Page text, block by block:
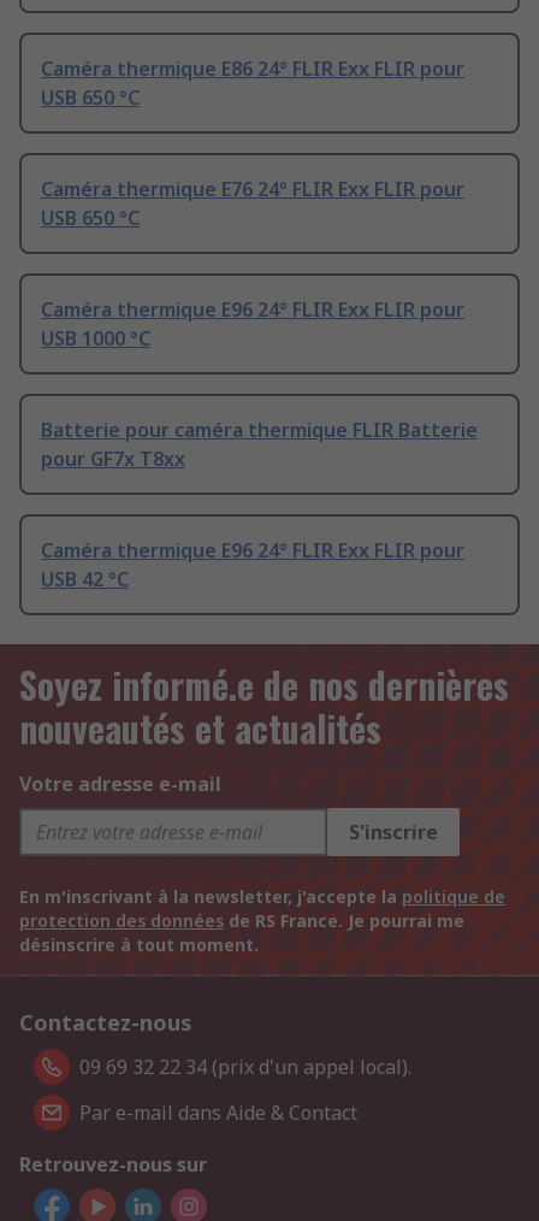
Caméra thermique E86 24° FLIR Exx FLIR pour
USB 650 °C
Caméra thermique E76 24° FLIR Exx FLIR pour
USB 650 °C
Caméra thermique E96 24° FLIR Exx FLIR pour
USB 1000 °C
Batterie pour caméra thermique FLIR Batterie
pour GF7x T8xx
Caméra thermique E96 24° FLIR Exx FLIR pour
USB 42 °C
Soyez informé.e de nos dernières
nouveautés et actualités
Votre adresse e-mail
S'inscrire
En m'inscrivant à la newsletter, j'accepte la politique de
protection des données de RS France. Je pourrai me
désinscrire à tout moment.
Contactez-nous
09 69 32 22 34 (prix d'un appel local).
Par e-mail dans Aide & Contact
Retrouvez-nous sur